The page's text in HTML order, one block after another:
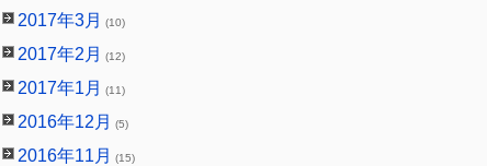
2017年3月 (10)
2017年2月 (12)
2017年1月 (11)
2016年12月 (5)
2016年11月 (15)